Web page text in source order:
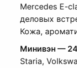
Mercedes E-
деловых
Кожа,
Минивэн —
Staria,